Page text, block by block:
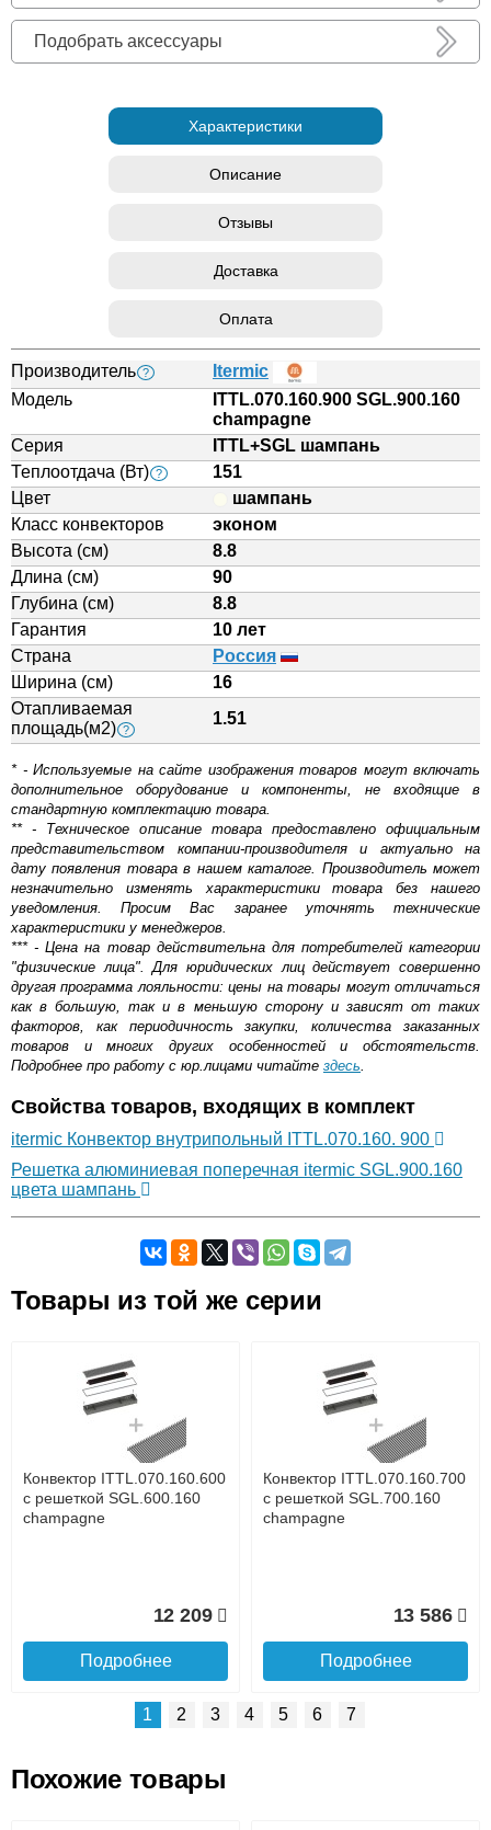
Подобрать аксессуары
Характеристики
Описание
Отзывы
Доставка
Оплата
Производитель ?
Itermic
Модель
ITTL.070.160.900 SGL.900.160
champagne
Серия
ITTL+SGL шампань
Теплоотдача (Вт) ?
151
Цвет
шампань
Класс конвекторов
эконом
Высота (см)
8.8
Длина (см)
90
Глубина (см)
8.8
Гарантия
10 лет
Страна
Россия
Ширина (см)
16
Отапливаемая
площадь(м2) ?
1.51
* - Используемые на сайте изображения товаров могут включать
дополнительное оборудование и компоненты, не входящие в
стандартную комплектацию товара.
** - Техническое описание товара предоставлено официальным
представительством компании-производителя и актуально на
дату появления товара в нашем каталоге. Производитель может
незначительно изменять характеристики товара без нашего
уведомления. Просим Вас заранее уточнять технические
характеристики у менеджеров.
*** - Цена на товар действительна для потребителей категории
"физические лица". Для юридических лиц действует совершенно
другая программа лояльности: цены на товары могут отличаться
как в большую, так и в меньшую сторону и зависят от таких
факторов, как периодичность закупки, количества заказанных
товаров и многих других особенностей и обстоятельств.
Подробнее про работу с юр.лицами читайте здесь.
Свойства товаров, входящих в комплект
itermic Конвектор внутрипольный ITTL.070.160. 900
Решетка алюминиевая поперечная itermic SGL.900.160
цвета шампань
Оставьте отзыв
Доставка сантехники по Москве и Московской области
Наличный расчёт
Банковской картой на сайте в режиме реального
времени
Банковской картой при получении товара как при
доставке, так и самовывозом
Интернет-деньгами (Yandex-деньги, Web-money,
Qiwi-кошельки и другие).
Безналичный расчёт (возможно и с НДС)
Товары из той же серии
Конвектор ITTL.070.160.600
с решеткой SGL.600.160
champagne
12 209
Подробнее
Конвектор ITTL.070.160.700
с решеткой SGL.700.160
champagne
13 586
Подробнее
1 2 3 4 5 6 7
Похожие товары